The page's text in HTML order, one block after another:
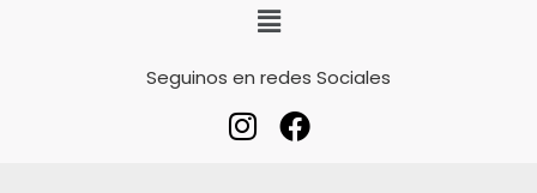
Seguinos en redes Sociales